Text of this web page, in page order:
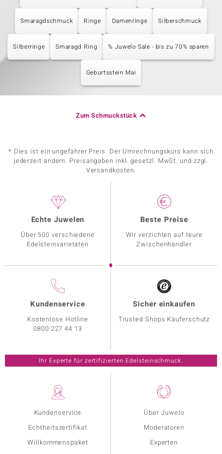
Smaragdschmuck Ringe Damenringe Silberschmuck
Silberringe Smaragd Ring % Juwelo Sale - bis zu 70% sparen
Geburtsstein Mai
Zum Schmuckstück
* Dies ist ein ungefährer Preis. Der Umrechnungskurs kann sich
jederzeit ändern. Preisangaben inkl. gesetzl. MwSt. und zzgl.
Versandkosten.
Kundenservice
Echtheitszertifikat
Willkommenspaket
Über Juwelo
Moderatoren
Experten
Echte Juwelen
Über 500 verschiedene
Edelsteinvarietäten
Beste Preise
Wir verzichten auf teure
Zwischenhändler
Kundenservice
Kostenlose Hotline
0800 227 44 13
Sicher einkaufen
Trusted Shops Käuferschutz
Ihr Experte für zertifizierten Edelsteinschmuck.